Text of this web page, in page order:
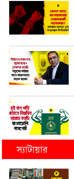
স্যাটায়ার